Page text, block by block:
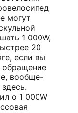
могут
1 000W,
20
если вы
обращение
вообще-
о 1 000W